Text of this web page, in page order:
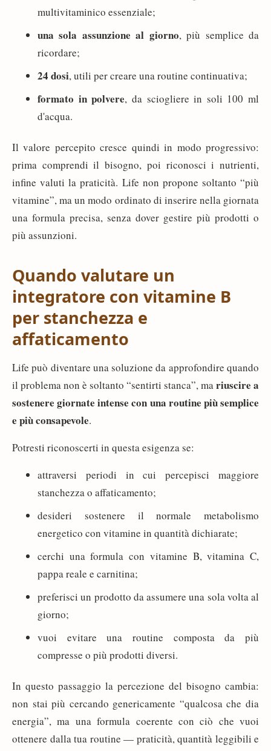
multivitaminico essenziale;
una sola assunzione al giorno, più semplice da
ricordare;
24 dosi, utili per creare una routine continuativa;
formato in polvere, da sciogliere in soli 100 ml
d'acqua.
Il valore percepito cresce quindi in modo progressivo:
prima comprendi il bisogno, poi riconosci i nutrienti,
infine valuti la praticità. Life non propone soltanto “più
vitamine”, ma un modo ordinato di inserire nella giornata
una formula precisa, senza dover gestire più prodotti o
più assunzioni.
Quando valutare un
integratore con vitamine B
per stanchezza e
affaticamento
Life può diventare una soluzione da approfondire quando
il problema non è soltanto “sentirti stanca”, mariuscire a
sostenere giornate intense con una routine più semplice
e più consapevole.
Potresti riconoscerti in questa esigenza se:
attraversi periodi in cui percepisci maggiore
stanchezza o affaticamento;
desideri sostenere il normale metabolismo
energetico con vitamine in quantità dichiarate;
cerchi una formula con vitamine B, vitamina C,
pappa reale e carnitina;
preferisci un prodotto da assumere una sola volta al
giorno;
vuoi evitare una routine composta da più
compresse o più prodotti diversi.
In questo passaggio la percezione del bisogno cambia:
non stai più cercando genericamente “qualcosa che dia
energia”, ma una formula coerente con ciò che vuoi
ottenere dalla tua routine — praticità, quantità leggibili e